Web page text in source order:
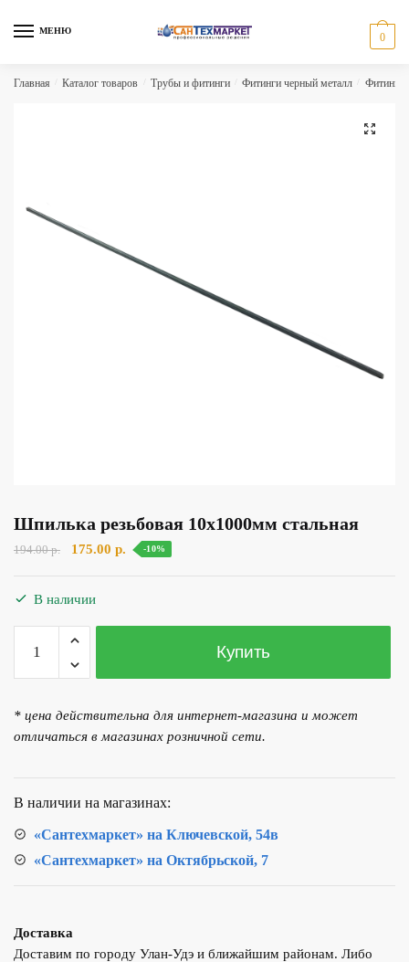
МЕНЮ
0
Главная Каталог товаров Трубы и фитинги Фитинги черный металл Фитинги
🔍
Шпилька резьбовая 10х1000мм стальная
194.00р.
Первоначальная
175.00 р. Текущая
-10%
В наличии
Количество
товара
Шпилька
10х1000мм
стальная
Купить
* цена действительна для интернет-магазина и может
отличаться в магазинах розничной сети.
В наличии на магазинах:
«Сантехмаркет» на Ключевской, 54в
«Сантехмаркет» на Октябрьской, 7
Доставка
Доставим по городу Улан-Удэ и ближайшим районам. Либо